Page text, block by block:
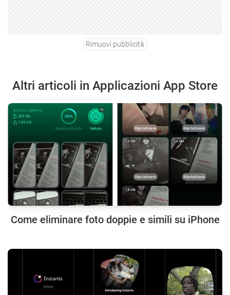
Rimuovi pubblicità
Altri articoli in Applicazioni App Store
Come eliminare foto doppie e simili su iPhone